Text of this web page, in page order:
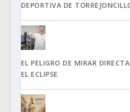
DEPORTIVA DE
EL PELIGRO DE MIRAR
EL ECLIPSE